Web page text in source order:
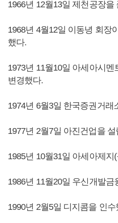
1966년 12월13일 제천공장을
1968년 4월12일 이동녕 회장
했다.
1973년 11월10일 아세아시
변경했다.
1974년 6월3일 한국증권거래
1977년 2월7일 아진건업을 설
1985년 10월31일 아세아제
1986년 11월20일 우신개발금
1990년 2월5일 디지콤을 인수